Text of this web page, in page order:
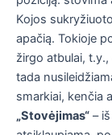
Kojos
apačią. Tokioje
žirgo atbulai,
tada
smarkiai, kenčia
„Stovėjimas“ –